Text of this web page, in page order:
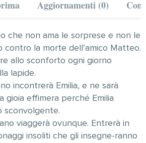
Aggiornamenti (0)
che non ama le sorprese e non le
contro la morte dell’amico Matteo.
allo sconforto ogni giorno
lapide.
incontrerà Emilia, e ne sarà
gioia effimera perché Emilia
sconvolgente.
viaggerà ovunque. Entrerà in
insoliti che gli insegne-ranno